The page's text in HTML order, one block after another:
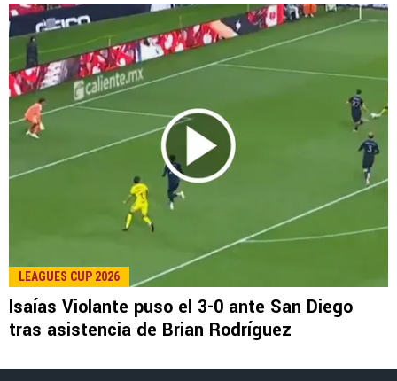
LEAGUES CUP 2026
Isaías Violante puso el 3-0 ante San Diego
tras asistencia de Brian Rodríguez